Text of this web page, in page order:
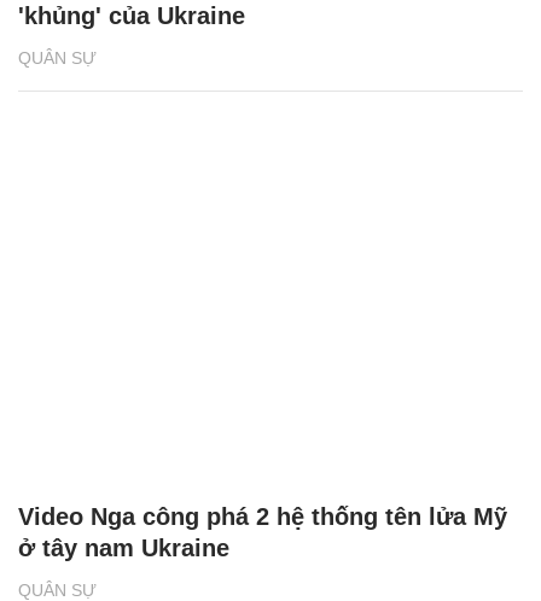
QUÂN SỰ
'khủng' của Ukraine
QUÂN SỰ
Video Nga công phá 2 hệ thống tên lửa Mỹ
ở tây nam Ukraine